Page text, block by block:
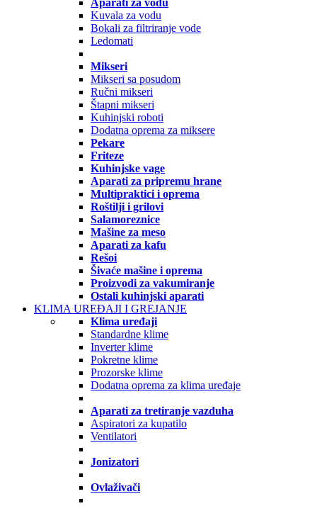
Aparati za vodu
Kuvala za vodu
Bokali za filtriranje vode
Ledomati
Mikseri
Mikseri sa posudom
Ručni mikseri
Štapni mikseri
Kuhinjski roboti
Dodatna oprema za miksere
Pekare
Friteze
Kuhinjske vage
Aparati za pripremu hrane
Multipraktici i oprema
Roštilji i grilovi
Salamoreznice
Mašine za meso
Aparati za kafu
Rešoi
Šivaće mašine i oprema
Proizvodi za vakumiranje
Ostali kuhinjski aparati
KLIMA UREĐAJI I GREJANJE
Klima uređaji
Standardne klime
Inverter klime
Pokretne klime
Prozorske klime
Dodatna oprema za klima uređaje
Aparati za tretiranje vazduha
Aspiratori za kupatilo
Ventilatori
Jonizatori
Ovlaživači